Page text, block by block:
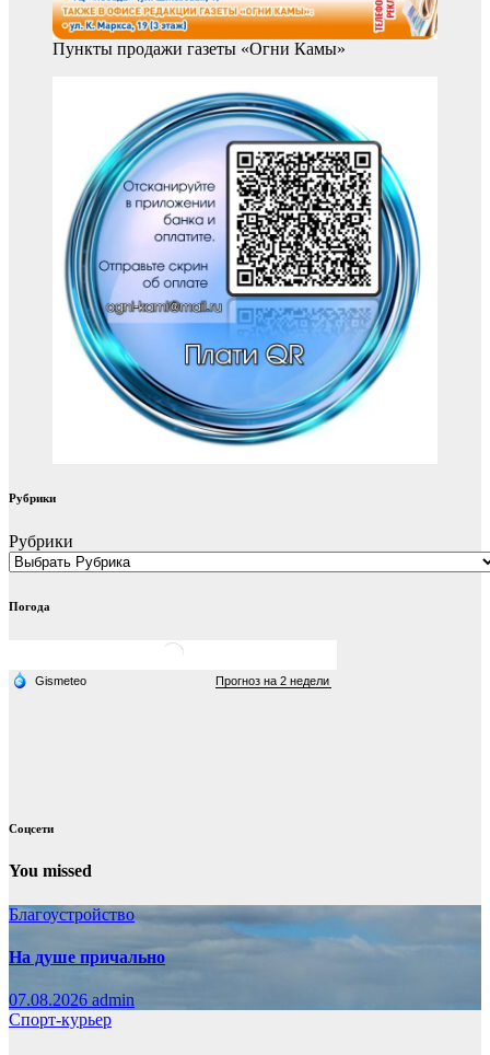
Пункты продажи газеты «Огни Камы»
Рубрики
Рубрики
Погода
Соцсети
You missed
Благоустройство
На душе причально
07.08.2026 admin
Спорт-курьер